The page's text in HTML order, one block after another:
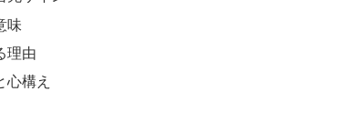
味
理由
心構え